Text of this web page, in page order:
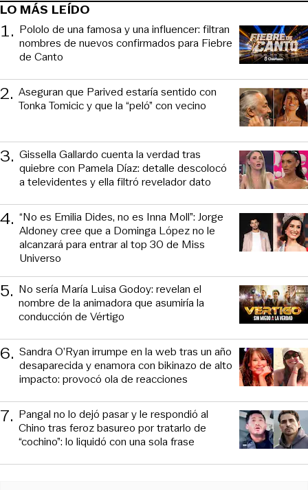
LO MÁS LEÍDO
1. Pololo de una famosa y una influencer: filtran
nombres de nuevos confirmados para Fiebre
de Canto
2. Aseguran que Parived estaría sentido con
Tonka Tomicic y que la “peló” con vecino
3. Gissella Gallardo cuenta la verdad tras
quiebre con Pamela Díaz: detalle descolocó
a televidentes y ella filtró revelador dato
4. “No es Emilia Dides, no es Inna Moll”: Jorge
Aldoney cree que a Dominga López no le
alcanzará para entrar al top 30 de Miss
Universo
5. No sería María Luisa Godoy: revelan el
nombre de la animadora que asumiría la
conducción de Vértigo
6. Sandra O’Ryan irrumpe en la web tras un año
desaparecida y enamora con bikinazo de alto
impacto: provocó ola de reacciones
7. Pangal no lo dejó pasar y le respondió al
Chino tras feroz basureo por tratarlo de
“cochino”: lo liquidó con una sola frase